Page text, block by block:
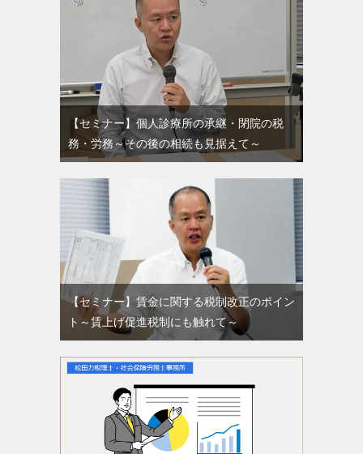
【セミナー】個人診療所の承継・閉院の税
務・労務～その後の相続も見据えて～
【セミナー】賃金に関する税制改正のポイン
ト～賃上げ促進税制にも触れて～